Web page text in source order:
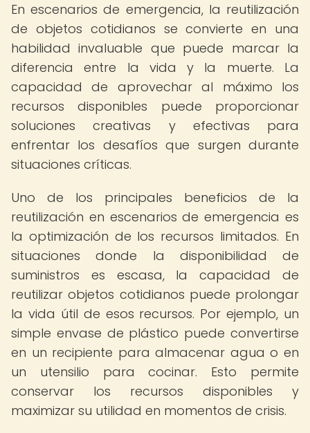
En escenarios de emergencia, la reutilización
de objetos cotidianos se convierte en una
habilidad invaluable que puede marcar la
diferencia entre la vida y la muerte. La
capacidad de aprovechar al máximo los
recursos disponibles puede proporcionar
soluciones creativas y efectivas para
enfrentar los desafíos que surgen durante
situaciones críticas.
Uno de los principales beneficios de la
reutilización en escenarios de emergencia es
la optimización de los recursos limitados. En
situaciones donde la disponibilidad de
suministros es escasa, la capacidad de
reutilizar objetos cotidianos puede prolongar
la vida útil de esos recursos. Por ejemplo, un
simple envase de plástico puede convertirse
en un recipiente para almacenar agua o en
un utensilio para cocinar. Esto permite
conservar los recursos disponibles y
maximizar su utilidad en momentos de crisis.